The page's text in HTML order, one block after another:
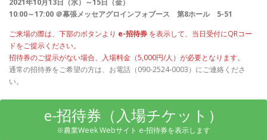
10:00～17:00 ＠幕張メッセアグロインフォブース 第8ホール 5-51
ご来場の際は、下部のボタンより e-招待券 を表示して、当日受付にQRコー
ドをご提示ください。
招待券のご提示がない場合、入場料金（5,000円/人）が必要となります。
通常の招待券をご希望の方は、お電話（090-2524-0003）にご連絡くださ
い。
e-招待券（入場チケット）
※農業Week Webサイト e-招待券を表示します